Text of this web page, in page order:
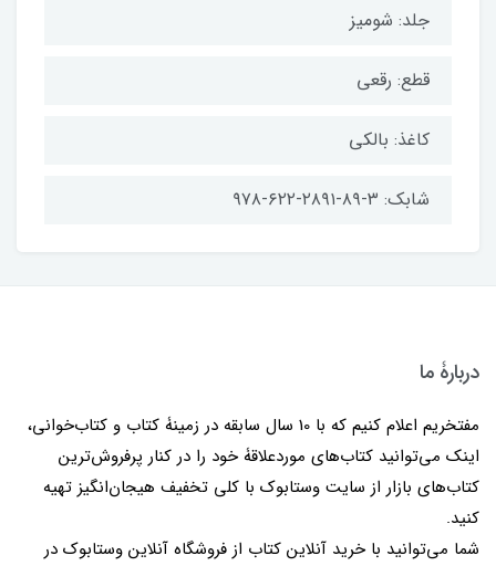
جلد: شومیز
قطع: رقعی
کاغذ: بالکی
شابک: ۳-۸۹-۲۸۹۱-۶۲۲-۹۷۸
دربارۀ ما
مفتخریم اعلام کنیم که با 10 سال سابقه در زمینۀ کتاب و کتاب‌خوانی،
اینک می‌توانید کتاب‌های موردعلاقۀ خود را در کنار پرفروش‌ترین
کتاب‌های بازار از سایت وستابوک با کلی تخفیف هیجان‌انگیز تهیه
کنید.
شما می‌توانید با خرید آنلاین کتاب از فروشگاه آنلاین وستابوک در